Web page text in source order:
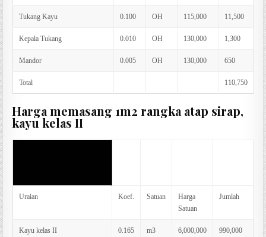
Tukang Kayu 0.100 OH 115,000 11,500
Kepala Tukang 0.010 OH 130,000 1,300
Mandor 0.005 OH 130,000 650
Total 110,750
Harga memasang 1m2 rangka atap sirap,
kayu kelas II
Uraian Koef. Satuan
Harga
Satuan
Jumlah
Kayu kelas II 0.165 m3 6,000,000 990,000